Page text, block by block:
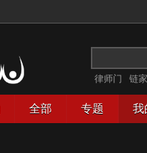
律师门 链
全部 专题 我